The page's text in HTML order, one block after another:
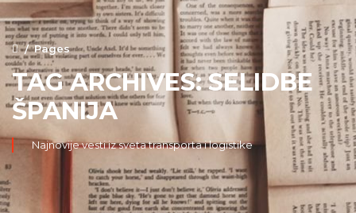
Pages
TAG ARCHIVES: SELIDBE
ŠPANIJA
Najnovije vesti iz sveta transporta i logistike